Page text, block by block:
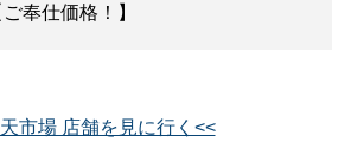
奉仕価格！】
市場 店舗を見に行く<<